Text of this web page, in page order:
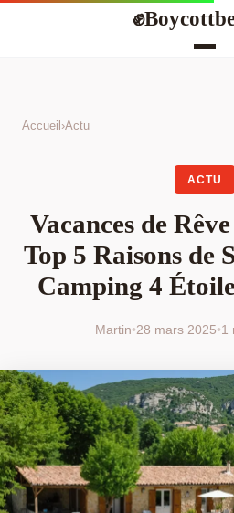
✊
Accueil ›Actu
ACTU
Vacances de
Top 5 Raisons de
Camping 4
Martin•28 mars 2025•1